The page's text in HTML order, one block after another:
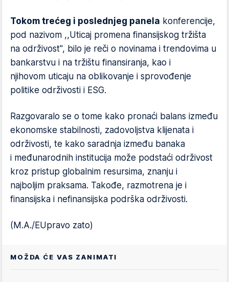
Tokom trećeg i poslednjeg panela konferencije,
pod nazivom ,,Uticaj promena finansijskog tržišta
na održivost'', bilo je reči o novinama i trendovima u
bankarstvu i na tržištu finansiranja, kao i
njihovom uticaju na oblikovanje i sprovođenje
politike održivosti i ESG.
Razgovaralo se o tome kako pronaći balans između
ekonomske stabilnosti, zadovoljstva klijenata i
održivosti, te kako saradnja između banaka
i međunarodnih institucija može podstaći održivost
kroz pristup globalnim resursima, znanju i
najboljim praksama. Takođe, razmotrena je i
finansijska i nefinansijska podrška održivosti.
(M.A./EUpravo zato)
MOŽDA ĆE VAS ZANIMATI